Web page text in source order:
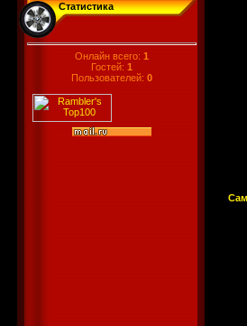
Статистика
Онлайн всего: 1
Гостей: 1
Пользователей: 0